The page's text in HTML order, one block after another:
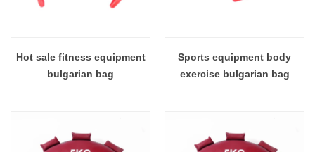
Hot sale fitness equipment
bulgarian bag
Sports equipment body
exercise bulgarian bag